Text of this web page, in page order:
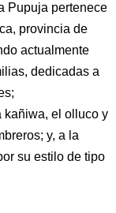
Pupuja pertenece
provincia de
actualmente
dedicadas a
kañiwa, el olluco y
y, a la
su estilo de tipo